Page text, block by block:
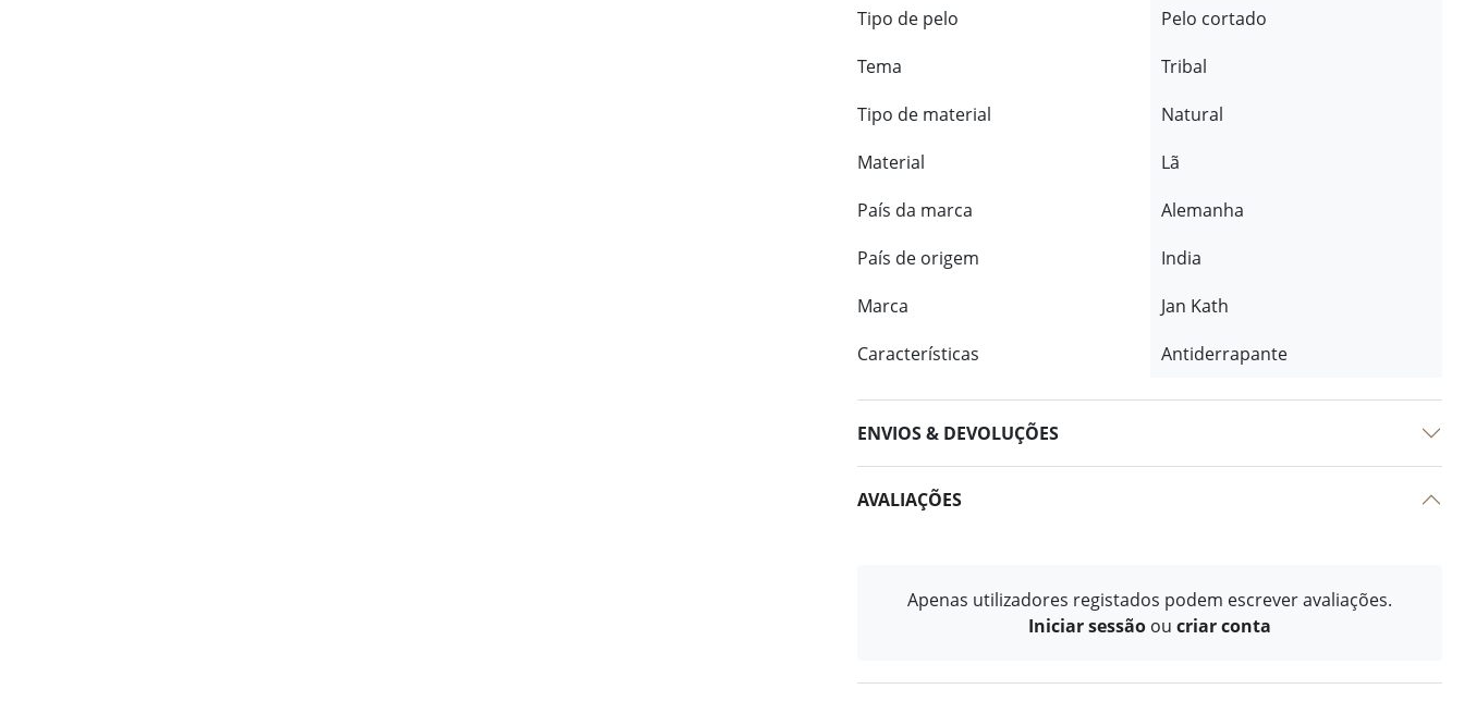
Tipo de pelo
Pelo cortado
Tema
Tribal
Tipo de material
Natural
Material
Lã
País da marca
Alemanha
País de origem
India
Marca
Jan Kath
Características
Antiderrapante
ENVIOS & DEVOLUÇÕES
AVALIAÇÕES
Apenas utilizadores registados podem escrever avaliações.
Iniciar sessão ou criar conta